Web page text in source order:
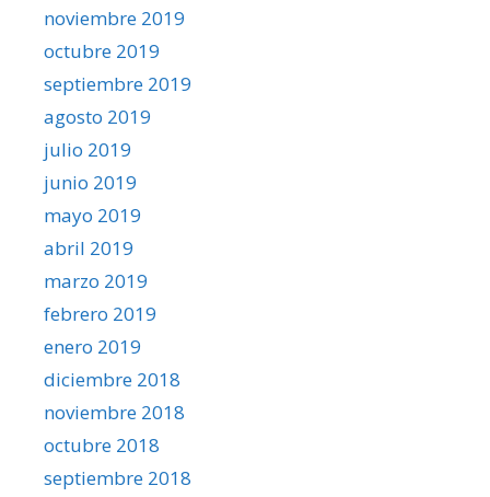
noviembre 2019
octubre 2019
septiembre 2019
agosto 2019
julio 2019
junio 2019
mayo 2019
abril 2019
marzo 2019
febrero 2019
enero 2019
diciembre 2018
noviembre 2018
octubre 2018
septiembre 2018